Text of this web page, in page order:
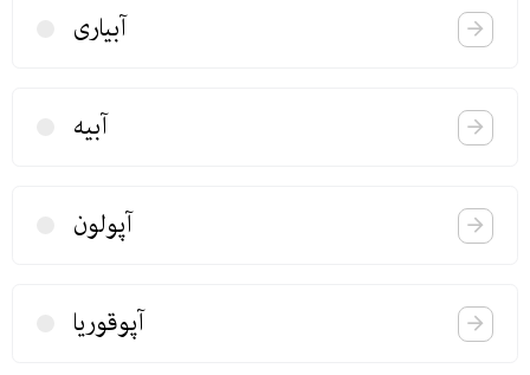
آبیاری
آبیه
آپولون
آپوقوریا